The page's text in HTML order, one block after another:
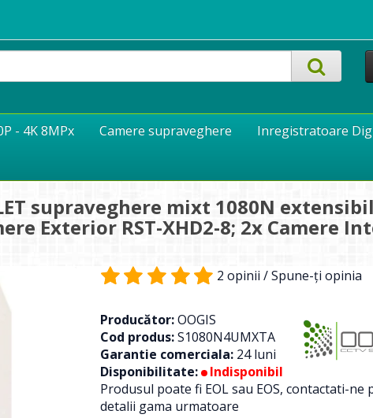
- 4K 8MPx Camere supraveghere Inregistratoare
supraveghere mixt 1080N
Exterior RST-XHD2-8; 2x Camere
2 opinii /Spune-ţi opinia
Producător:OOGIS
Cod produs:S1080N4UMXTA
Garantie comerciala: 24 luni
Disponibilitate:
Indisponibil
Produsul poate fi EOL sau EOS, contactati-ne
detalii gama urmatoare